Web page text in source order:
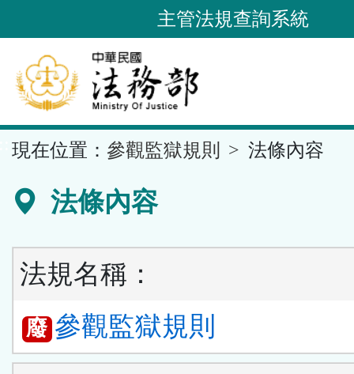
到
要
內
容
區
主管法規查詢系統
現在位置： 參觀監獄規則 法條內容
法條內容
法規名稱：
廢 參觀監獄規則